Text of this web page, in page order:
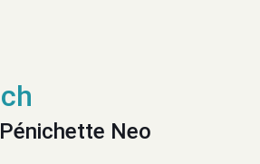
Pénichette Neo